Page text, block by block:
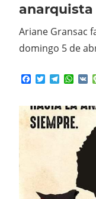
anarquista
Ariane Gransac
domingo 5 de
Facebook
Twitter